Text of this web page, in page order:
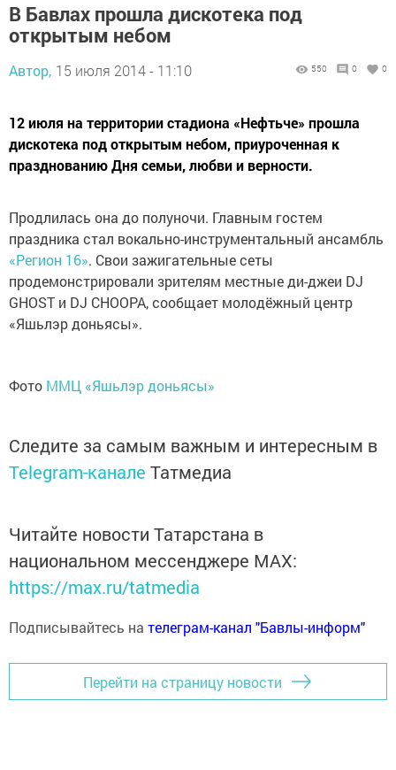
В Бавлах прошла дискотека под
открытым небом
Автор, 15 июля 2014 - 11:10 550 0 0
12 июля на территории стадиона «Нефтьче» прошла
дискотека под открытым небом, приуроченная к
празднованию Дня семьи, любви и верности.
Продлилась она до полуночи. Главным гостем
праздника стал вокально-инструментальный ансамбль
«Регион 16». Свои зажигательные сеты
продемонстрировали зрителям местные ди-джеи DJ
GHOST и DJ CHOOPA, сообщает молодёжный центр
«Яшьлэр доньясы».
Фото ММЦ «Яшьлэр доньясы»
Следите за самым важным и интересным в
Telegram-канале Татмедиа
Читайте новости Татарстана в
национальном мессенджере MАХ:
https://max.ru/tatmedia
Подписывайтесь на телеграм-канал "Бавлы-информ"
Перейти на страницу новости